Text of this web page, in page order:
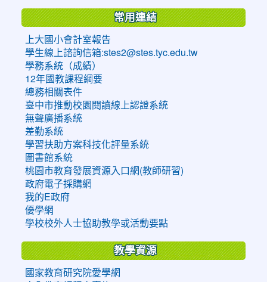
常用連結
上大國小會計室報告
學生線上諮詢信箱:stes2@stes.tyc.edu.tw
學務系統（成績）
12年國教課程綱要
總務相關表件
臺中市推動校園閱讀線上認證系統
無聲廣播系統
差勤系統
學習扶助方案科技化評量系統
圖書館系統
桃園市教育發展資源入口網(教師研習)
政府電子採購網
我的E政府
優學網
學校校外人士協助教學或活動要點
教學資源
國家教育研究院愛學網